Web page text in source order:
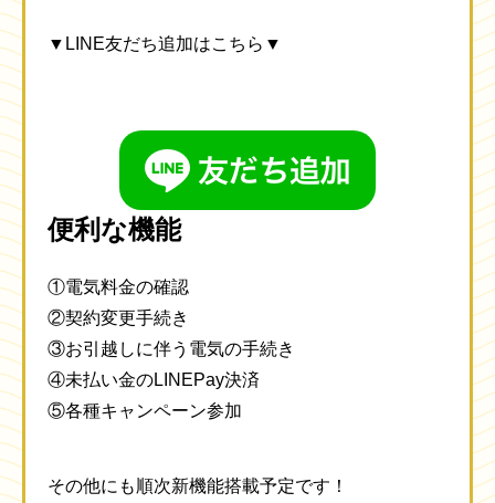
▼LINE友だち追加はこちら▼
便利な機能
①電気料金の確認
②契約変更手続き
③お引越しに伴う電気の手続き
④未払い金のLINEPay決済
⑤各種キャンペーン参加
その他にも順次新機能搭載予定です！